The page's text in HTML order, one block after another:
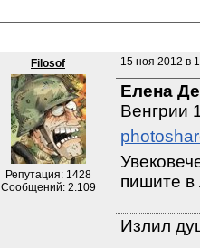
Filosof
Репутация: 1428
Сообщений: 2.109
15 ноя 2012 в
Елена
Венгрии
пишите в
Излил